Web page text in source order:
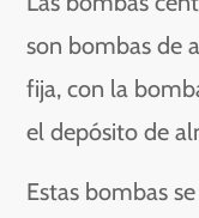
son bombas de
fija, con la
el depósito de
Estas bombas